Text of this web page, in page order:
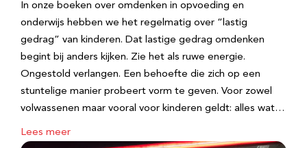
In onze boeken over omdenken in opvoeding en
onderwijs hebben we het regelmatig over “lastig
gedrag” van kinderen. Dat lastige gedrag omdenken
begint bij anders kijken. Zie het als ruwe energie.
Ongestold verlangen. Een behoefte die zich op een
stuntelige manier probeert vorm te geven. Voor zowel
volwassenen maar vooral voor kinderen geldt: alles wat…
Lees meer